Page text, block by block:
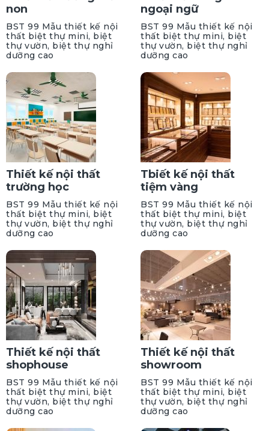
non
BST 99 Mẫu thiết kế nội
thất biệt thự mini, biệt
thự vườn, biệt thự nghỉ
dưỡng cao
ngoại ngữ
BST 99 Mẫu thiết kế nội
thất biệt thự mini, biệt
thự vườn, biệt thự nghỉ
dưỡng cao
Thiết kế nội thất
trường học
BST 99 Mẫu thiết kế nội
thất biệt thự mini, biệt
thự vườn, biệt thự nghỉ
dưỡng cao
Tbiết kế nội thất
tiệm vàng
BST 99 Mẫu thiết kế nội
thất biệt thự mini, biệt
thự vườn, biệt thự nghỉ
dưỡng cao
Thiết kế nội thất
shophouse
BST 99 Mẫu thiết kế nội
thất biệt thự mini, biệt
thự vườn, biệt thự nghỉ
dưỡng cao
Thiết kế nội thất
showroom
BST 99 Mẫu thiết kế nội
thất biệt thự mini, biệt
thự vườn, biệt thự nghỉ
dưỡng cao